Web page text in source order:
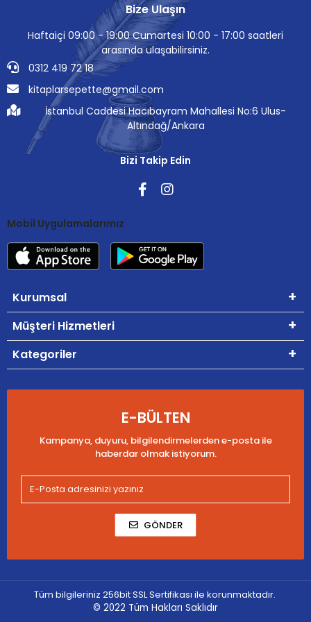
Bize Ulaşın
Haftaiçi 09:00 - 19:00 Cumartesi 10:00 - 17:00 saatleri
arasında ulaşabilirsiniz.
0312 419 72 18
kitaplarsepette@gmail.com
İstanbul Caddesi Hacıbayram Mahallesi No:6 Ulus-
Altındağ/Ankara
Bizi Takip Edin
Mobil Uygulamalarımız
Kurumsal
Müşteri Hizmetleri
Kategoriler
E-BÜLTEN
Kampanya, duyuru, bilgilendirmelerden e-posta ile
haberdar olmak istiyorum.
GÖNDER
Tüm bilgileriniz 256bit SSL Sertifikası ile korunmaktadır.
© 2022 Tüm Hakları Saklıdır